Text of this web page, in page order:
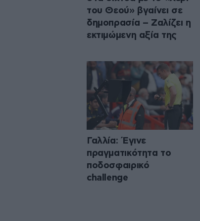
του Θεού» βγαίνει σε
δημοπρασία – Ζαλίζει η
εκτιμώμενη αξία της
Γαλλία: Έγινε
πραγματικότητα το
ποδοσφαιρικό
challenge